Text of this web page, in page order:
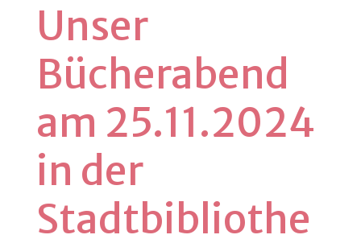
Unser
Bücherabend
am 25.11.2024
in der
Stadtbibliothe